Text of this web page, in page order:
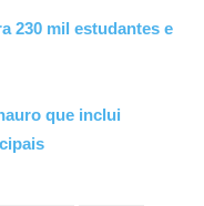
230 mil estudantes e
que inclui